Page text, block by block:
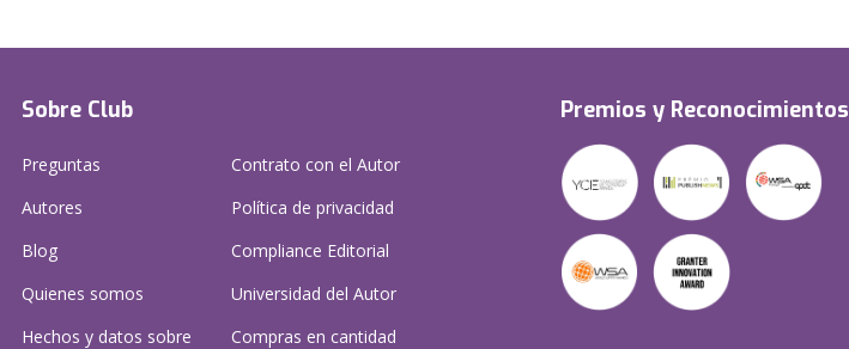
Sobre Club
Preguntas
Autores
Blog
Quienes somos
Hechos y datos sobre
Contrato con el Autor
Política de privacidad
Compliance Editorial
Universidad del Autor
Compras en cantidad
Premios y Reconocimientos